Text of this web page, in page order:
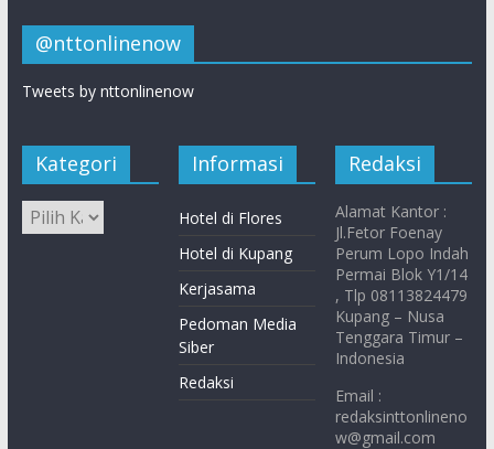
@nttonlinenow
Tweets by nttonlinenow
Kategori Informasi
Hotel di Flores
Hotel di Kupang
Kerjasama
Pedoman Media
Siber
Redaksi
Redaksi
Alamat Kantor :
Jl.Fetor Foenay
Perum Lopo Indah
Permai Blok Y1/14
, Tlp 08113824479
Kupang – Nusa
Tenggara Timur –
Indonesia
Email :
redaksinttonlineno
w@gmail.com